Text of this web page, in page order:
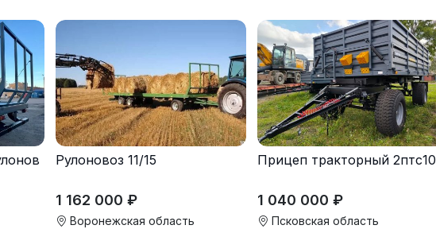
Рулоновоз 11/15
1 162 000 ₽
Воронежская область
Прицеп тракторный 2птс10
1 040 000 ₽
Псковская область